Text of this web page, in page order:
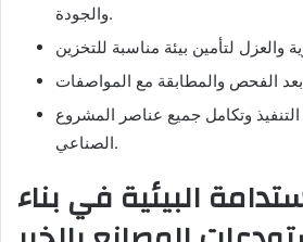
والجودة.
وتكامل جميع عناصر المشروع
الصناعي.
البيئية في بناء